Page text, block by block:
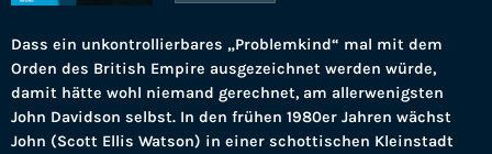
Dass ein unkontrollierbares „Problemkind“ mal mit dem
Orden des British Empire ausgezeichnet werden würde,
damit hätte wohl niemand gerechnet, am allerwenigsten
John Davidson selbst. In den frühen 1980er Jahren wächst
John (Scott Ellis Watson) in einer schottischen Kleinstadt